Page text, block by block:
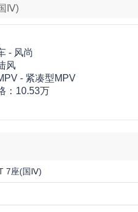
Ⅳ)
- 风尚
风
- 紧凑型MPV
： 10.53万
7座(国Ⅳ)